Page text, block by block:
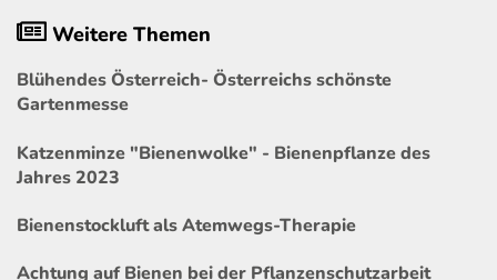
Weitere Themen
Blühendes Österreich- Österreichs schönste
Gartenmesse
Katzenminze "Bienenwolke" - Bienenpflanze des
Jahres 2023
Bienenstockluft als Atemwegs-Therapie
Achtung auf Bienen bei der Pflanzenschutzarbeit